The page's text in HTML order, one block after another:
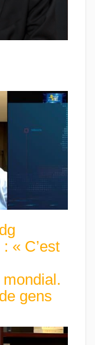
« C’est
gens